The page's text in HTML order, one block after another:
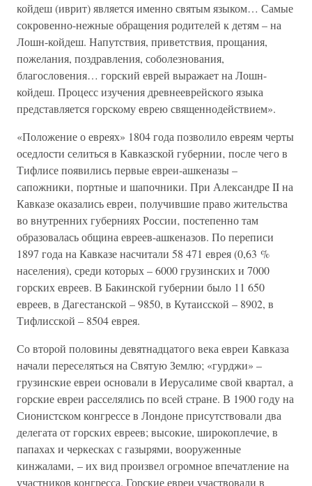
койдеш (иврит) является именно святым языком… Самые
сокровенно-нежные обращения родителей к детям – на
Лошн-койдеш. Напутствия, приветствия, прощания,
пожелания, поздравления, соболезнования,
благословения… горский еврей выражает на Лошн-
койдеш. Процесс изучения древнееврейского языка
представляется горскому еврею священнодействием».
«Положение о евреях» 1804 года позволило евреям черты
оседлости селиться в Кавказской губернии‚ после чего в
Тифлисе появились первые евреи-ашкеназы –
сапожники‚ портные и шапочники. При Александре II на
Кавказе оказались евреи‚ получившие право жительства
во внутренних губерниях России‚ постепенно там
образовалась община евреев-ашкеназов. По переписи
1897 года на Кавказе насчитали 58 471 еврея (0,63 %
населения), среди которых – 6000 грузинских и 7000
горских евреев. В Бакинской губернии было 11 650
евреев, в Дагестанской – 9850, в Кутаисской – 8902, в
Тифлисской – 8504 еврея.
Со второй половины девятнадцатого века евреи Кавказа
начали переселяться на Святую Землю; «гурджи» –
грузинские евреи основали в Иерусалиме свой квартал‚ а
горские евреи расселялись по всей стране. В 1900 году на
Сионистском конгрессе в Лондоне присутствовали два
делегата от горских евреев; высокие, широкоплечие, в
папахах и черкесках с газырями, вооруженные
кинжалами, – их вид произвел огромное впечатление на
участников конгресса. Горские евреи участвовали в